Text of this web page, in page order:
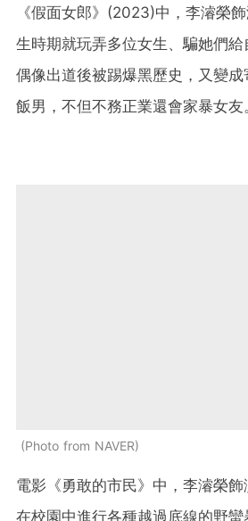
《假面女郎》(2023)中，李濬榮
生時期就玩弄多位女生、騙她們
偶像出道後被踢爆黑歷史，又變
飯男，不但不務正業還會家暴女友
Photo from NAVER
電影《勇敢的市民》中，李濬榮飾
在校園中進行各種越過底線的野